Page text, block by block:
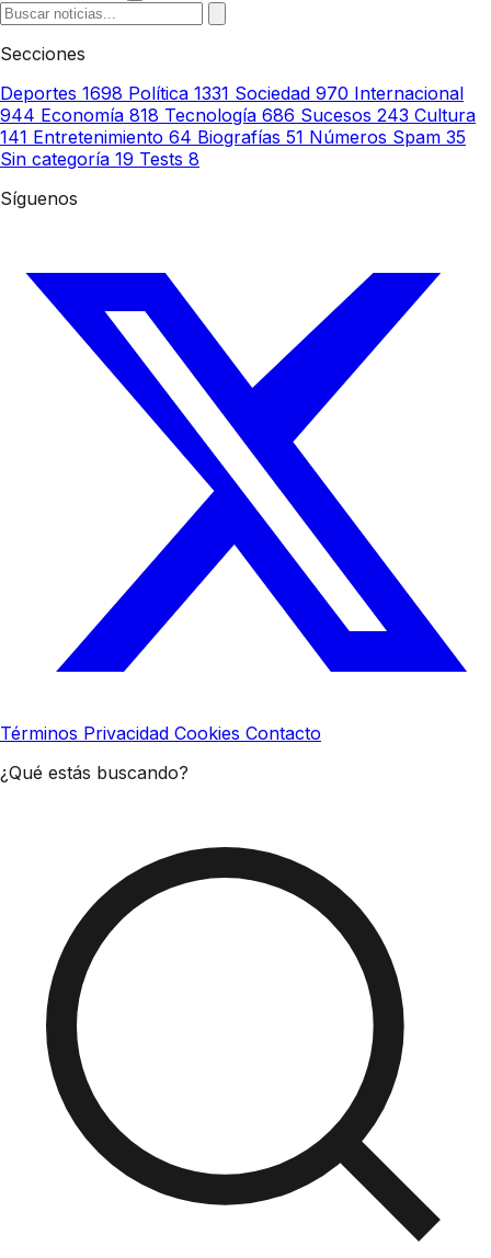
Secciones
Deportes 1698 Política 1331 Sociedad 970 Internacional
944 Economía 818 Tecnología 686 Sucesos 243 Cultura
141 Entretenimiento 64 Biografías 51 Números Spam 35
Sin categoría 19 Tests 8
Síguenos
Términos Privacidad Cookies Contacto
¿Qué estás buscando?